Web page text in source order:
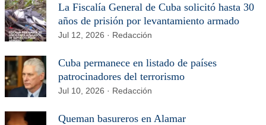
La Fiscalía General de Cuba solicitó hasta 30
años de prisión por levantamiento armado
Jul 12, 2026 · Redacción
Cuba permanece en listado de países
patrocinadores del terrorismo
Jul 10, 2026 · Redacción
Queman basureros en Alamar